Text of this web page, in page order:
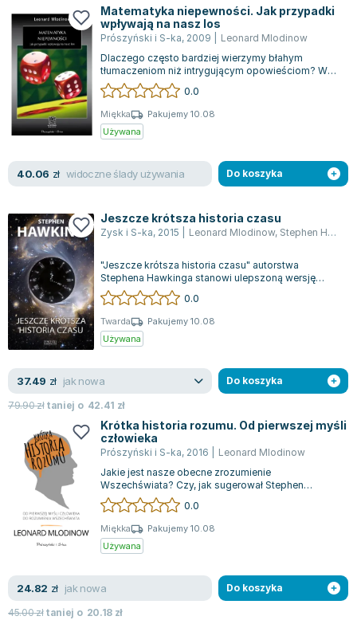
Lorraine Warren
Ajahn Brahm
Lucinda Riley
Jacek Walkiewicz
Matematyka niepewności. Jak przypadki
wpływają na nasz los
Prószyński i S-ka, 2009
Leonard Mlodinow
Dlaczego często bardziej wierzymy błahym
tłumaczeniom niż intrygującym opowieściom? W
jaki sposób szczury mogą przewyższać ludzi w...
0.0
Miękka
Pakujemy 10.08
Używana
40.06 zł widoczne ślady używania Do koszyka
Jeszcze krótsza historia czasu
Zysk i S-ka, 2015 Leonard Mlodinow, Stephen Hawking
"Jeszcze krótsza historia czasu" autorstwa
Stephena Hawkinga stanowi ulepszoną wersję
klasycznego dzieła literatury popularnonauko...
0.0
Twarda
Pakujemy 10.08
Używana
37.49 zł jak nowa
79.90złtaniej o 42.41 zł
Do koszyka
Krótka historia rozumu. Od pierwszej myśli
człowieka
Prószyński i S-ka, 2016
Leonard Mlodinow
Jakie jest nasze obecne zrozumienie
Wszechświata? Czy, jak sugerował Stephen
Hawking kilka dekad temu, zbliżamy się do
rozwiązania...
0.0
Miękka
Pakujemy 10.08
Używana
24.82 zł jak nowa
45.00złtaniej o 20.18 zł
Do koszyka